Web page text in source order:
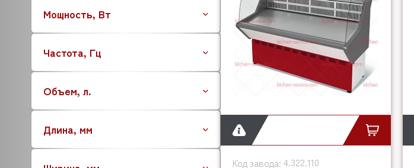
BASSANINA
BEAR VARIMIXER
BECKERS
BERTOS
BESSERVACUUM
BAKEBERRY
BARBOSSA P.L.
BOKNI
Мощность, Вт
Частота, Гц
Объем, л.
Длина, мм
Код завода: 4.322.110